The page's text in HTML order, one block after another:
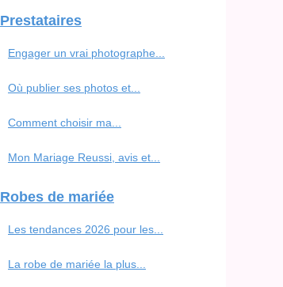
Prestataires
Engager un vrai photographe...
Où publier ses photos et...
Comment choisir ma...
Mon Mariage Reussi, avis et...
Robes de mariée
Les tendances 2026 pour les...
La robe de mariée la plus...